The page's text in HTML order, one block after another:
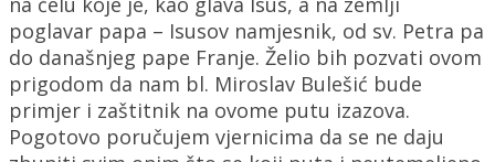
poglavar papa – Isusov namjesnik, od sv. Petra pa
do današnjeg pape Franje. Želio bih pozvati ovom
prigodom da nam bl. Miroslav Bulešić bude
primjer i zaštitnik na ovome putu izazova.
Pogotovo poručujem vjernicima da se ne daju